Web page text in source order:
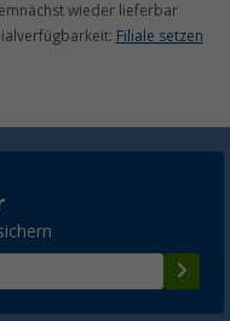
wieder lieferbar
Filiale setzen